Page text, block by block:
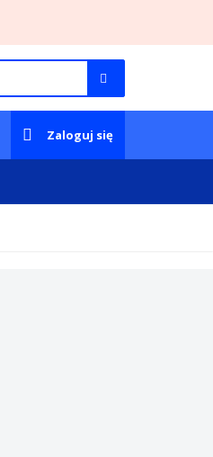
Zaloguj się